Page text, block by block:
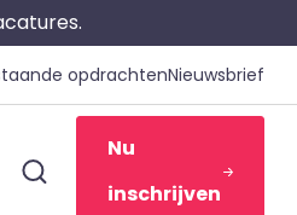
opdrachtenNieuwsbrief
Nu
inschrijven